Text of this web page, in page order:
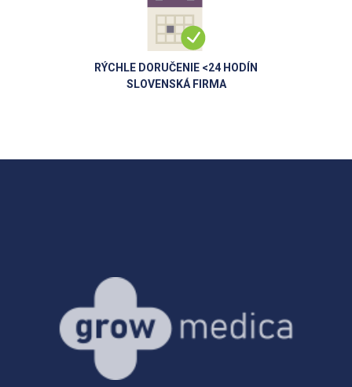
RÝCHLE DORUČENIE <24 HODÍN
SLOVENSKÁ FIRMA